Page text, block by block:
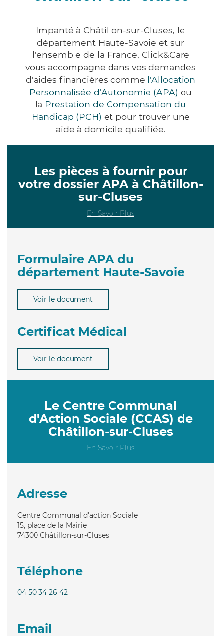
Impanté à Châtillon-sur-Cluses, le
département Haute-Savoie et sur
l'ensemble de la France, Click&Care
vous accompagne dans vos demandes
d'aides financières comme l'Allocation
Personnalisée d'Autonomie (APA) ou
la Prestation de Compensation du
Handicap (PCH) et pour trouver une
aide à domicile qualifiée.
Les pièces à fournir pour
votre dossier APA à Châtillon-
sur-Cluses
En Savoir Plus
Formulaire APA du
département Haute-Savoie
Voir le document
Certificat Médical
Voir le document
Le Centre Communal
d'Action Sociale (CCAS) de
Châtillon-sur-Cluses
En Savoir Plus
Adresse
Centre Communal d'action Sociale
15, place de la Mairie
74300 Châtillon-sur-Cluses
Téléphone
04 50 34 26 42
Email